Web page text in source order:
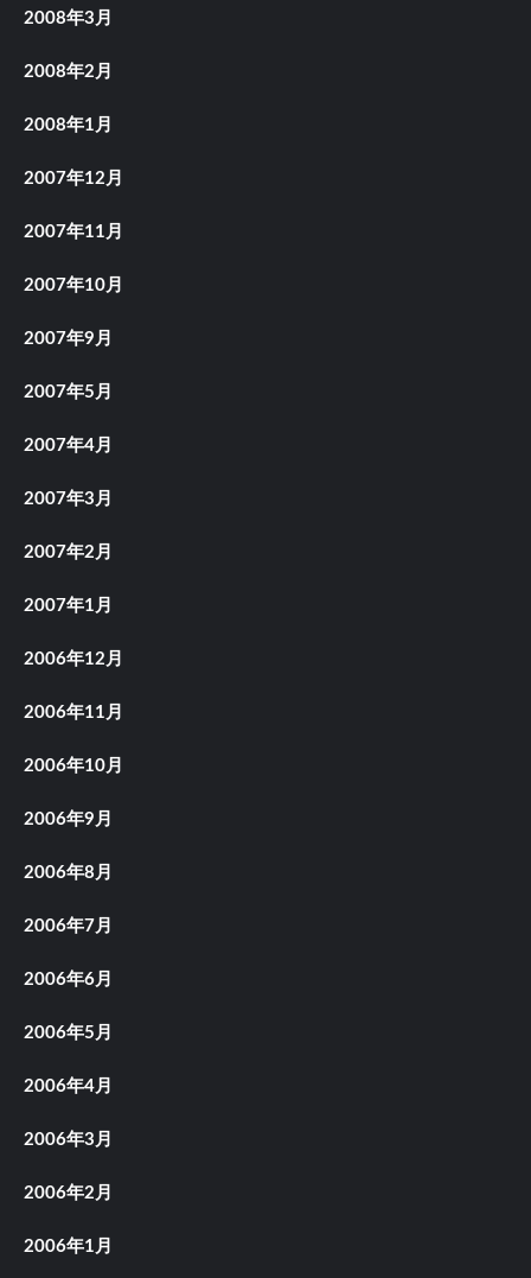
2008年3月
2008年2月
2008年1月
2007年12月
2007年11月
2007年10月
2007年9月
2007年5月
2007年4月
2007年3月
2007年2月
2007年1月
2006年12月
2006年11月
2006年10月
2006年9月
2006年8月
2006年7月
2006年6月
2006年5月
2006年4月
2006年3月
2006年2月
2006年1月